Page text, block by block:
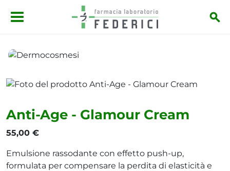
Salta al contenuto principale
Anti-Age - Glamour Cream
55,00 €
Emulsione rassodante con effetto push-up,
formulata per compensare la perdita di elasticità e